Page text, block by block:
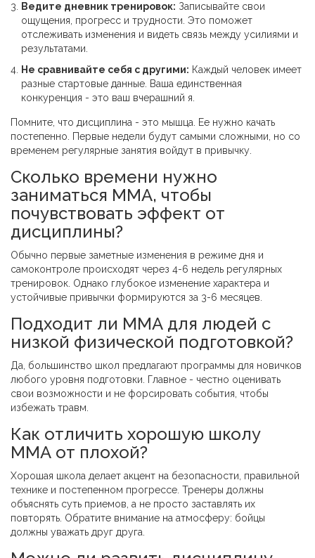
Ведите дневник тренировок: Записывайте свои
ощущения, прогресс и трудности. Это поможет
отслеживать изменения и видеть связь между усилиями и
результатами.
Не сравнивайте себя с другими: Каждый человек имеет
разные стартовые данные. Ваша единственная
конкуренция - это ваш вчерашний я.
Помните, что дисциплина - это мышца. Ее нужно качать
постепенно. Первые недели будут самыми сложными, но со
временем регулярные занятия войдут в привычку.
Сколько времени нужно
заниматься ММА, чтобы
почувствовать эффект от
дисциплины?
Обычно первые заметные изменения в режиме дня и
самоконтроле происходят через 4-6 недель регулярных
тренировок. Однако глубокое изменение характера и
устойчивые привычки формируются за 3-6 месяцев.
Подходит ли ММА для людей с
низкой физической подготовкой?
Да, большинство школ предлагают программы для новичков
любого уровня подготовки. Главное - честно оценивать
свои возможности и не форсировать события, чтобы
избежать травм.
Как отличить хорошую школу
ММА от плохой?
Хорошая школа делает акцент на безопасности, правильной
технике и постепенном прогрессе. Тренеры должны
объяснять суть приемов, а не просто заставлять их
повторять. Обратите внимание на атмосферу: бойцы
должны уважать друг друга.